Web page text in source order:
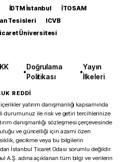
İDTM İstanbul
İTOSAM
Tesisleri
ICVB
Üniversitesi
•
Doğrulama
Politikası
•
Yayın
İlkeleri
REDDİ
yatırım danışmanlığı kapsamında
durumunuz ile risk ve getiri tercihlerinize
danışmanlığı sözleşmesi çerçevesinde
ve güncelliği için azami özen
gecikme veya bu bilgilerin
İstanbul Ticaret Odası sorumlu değildir.
A.Ş. adına açıklanan tüm bilgi ve verilerin